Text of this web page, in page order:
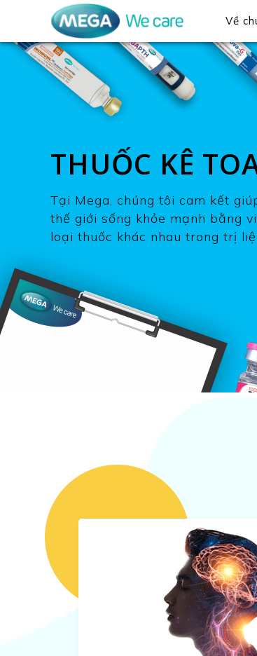
Về
THUỐC KÊ
Tại Mega, chúng tôi cam kết
thế giới sống khỏe mạnh bằng
loại thuốc khác nhau trong trị